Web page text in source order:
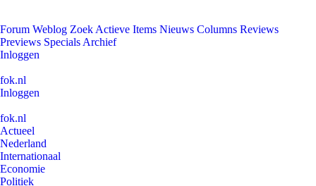
Forum Weblog Zoek Actieve Items Nieuws Columns Reviews
Previews Specials Archief
Inloggen
fok.nl
Inloggen
fok.nl
Actueel
Nederland
Internationaal
Economie
Politiek